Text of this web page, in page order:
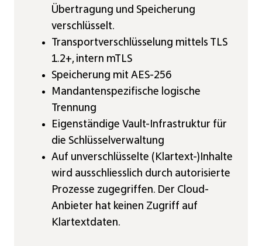
Übertragung und Speicherung
verschlüsselt.
Transportverschlüsselung mittels TLS
1.2+, intern mTLS
Speicherung mit AES-256
Mandantenspezifische logische
Trennung
Eigenständige Vault-Infrastruktur für
die Schlüsselverwaltung
Auf unverschlüsselte (Klartext-)Inhalte
wird ausschliesslich durch autorisierte
Prozesse zugegriffen. Der Cloud-
Anbieter hat keinen Zugriff auf
Klartextdaten.